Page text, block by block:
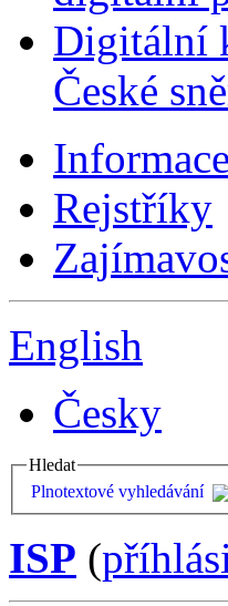
Digitální
České
Informace
Rejstříky
English
Česky
Hledat
Plnotextové vyhledávání
ISP (